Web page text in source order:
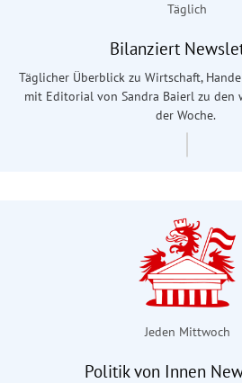
Täglich
Bilanziert
Täglicher Überblick zu Wirtschaft,
mit Editorial von Sandra Baierl zu den
der Woche.
Jeden Mittwoch
Politik von Innen